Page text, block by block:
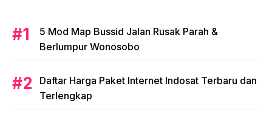
5 Mod Map Bussid Jalan Rusak Parah &
Berlumpur Wonosobo
Daftar Harga Paket Internet Indosat Terbaru dan
Terlengkap